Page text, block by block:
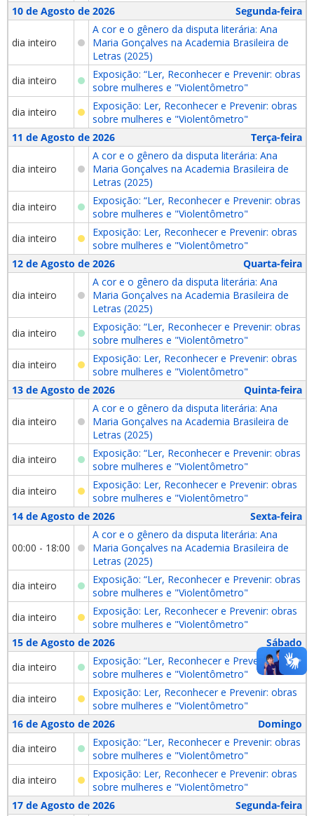
10 de Agosto de 2026
Segunda-feira
dia inteiro
A cor e o gênero da disputa literária: Ana
Maria Gonçalves na Academia Brasileira de
Letras (2025)
dia inteiro
Exposição: “Ler, Reconhecer e Prevenir: obras
sobre mulheres e "Violentômetro"
dia inteiro
Exposição: Ler, Reconhecer e Prevenir: obras
sobre mulheres e "Violentômetro"
11 de Agosto de 2026
Terça-feira
dia inteiro
A cor e o gênero da disputa literária: Ana
Maria Gonçalves na Academia Brasileira de
Letras (2025)
dia inteiro
Exposição: “Ler, Reconhecer e Prevenir: obras
sobre mulheres e "Violentômetro"
dia inteiro
Exposição: Ler, Reconhecer e Prevenir: obras
sobre mulheres e "Violentômetro"
12 de Agosto de 2026
Quarta-feira
dia inteiro
A cor e o gênero da disputa literária: Ana
Maria Gonçalves na Academia Brasileira de
Letras (2025)
dia inteiro
Exposição: “Ler, Reconhecer e Prevenir: obras
sobre mulheres e "Violentômetro"
dia inteiro
Exposição: Ler, Reconhecer e Prevenir: obras
sobre mulheres e "Violentômetro"
13 de Agosto de 2026
Quinta-feira
dia inteiro
A cor e o gênero da disputa literária: Ana
Maria Gonçalves na Academia Brasileira de
Letras (2025)
dia inteiro
Exposição: “Ler, Reconhecer e Prevenir: obras
sobre mulheres e "Violentômetro"
dia inteiro
Exposição: Ler, Reconhecer e Prevenir: obras
sobre mulheres e "Violentômetro"
14 de Agosto de 2026
Sexta-feira
00:00 - 18:00
A cor e o gênero da disputa literária: Ana
Maria Gonçalves na Academia Brasileira de
Letras (2025)
dia inteiro
Exposição: “Ler, Reconhecer e Prevenir: obras
sobre mulheres e "Violentômetro"
dia inteiro
Exposição: Ler, Reconhecer e Prevenir: obras
sobre mulheres e "Violentômetro"
15 de Agosto de 2026
Sábado
dia inteiro
Exposição: “Ler, Reconhecer e Prevenir: obras
sobre mulheres e "Violentômetro"
dia inteiro
Exposição: Ler, Reconhecer e Prevenir: obras
sobre mulheres e "Violentômetro"
16 de Agosto de 2026
Domingo
dia inteiro
Exposição: “Ler, Reconhecer e Prevenir: obras
sobre mulheres e "Violentômetro"
dia inteiro
Exposição: Ler, Reconhecer e Prevenir: obras
sobre mulheres e "Violentômetro"
17 de Agosto de 2026
Segunda-feira